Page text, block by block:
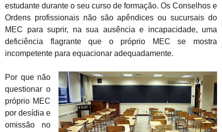
estudante durante o seu curso de formação. Os Conselhos e
Ordens profissionais não são apêndices ou sucursais do
MEC para suprir, na sua ausência e incapacidade, uma
deficiência flagrante que o próprio MEC se mostra
incompetente para equacionar adequadamente.
Por que não
questionar o
próprio MEC
por desídia e
omissão no